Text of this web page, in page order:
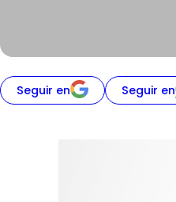
Seguir en Seguir en